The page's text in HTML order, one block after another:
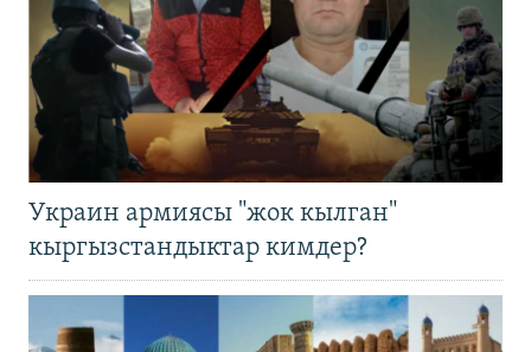
Украин армиясы "жок кылган"
кыргызстандыктар кимдер?